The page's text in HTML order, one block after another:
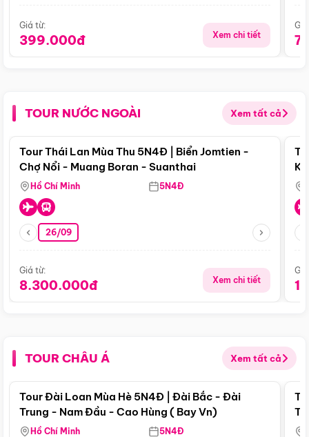
Giá từ:
399.000đ Xem chi tiết
TOUR NƯỚC NGOÀI Xem tất cả
Điểm nổi bật
Tour Thái Lan Mùa Thu 5N4Đ | Biển Jomtien -
Chợ Nổi - Muang Boran - Suanthai
Hồ Chí Minh 5N4Đ
26/09
Giá từ:
8.300.000đ Xem chi tiết
TOUR CHÂU Á Xem tất cả
Điểm nổi bật
Tour Đài Loan Mùa Hè 5N4Đ | Đài Bắc - Đài
Trung - Nam Đầu - Cao Hùng ( Bay Vn)
Hồ Chí Minh 5N4Đ